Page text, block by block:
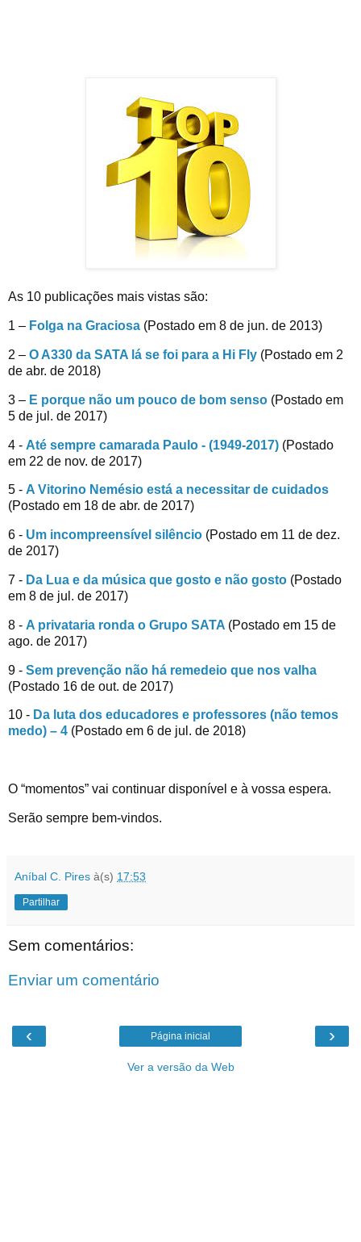
As 10 publicações mais vistas são:
1 – Folga na Graciosa (Postado em 8 de jun. de 2013)
2 – O A330 da SATA lá se foi para a Hi Fly (Postado em 2
de abr. de 2018)
3 – E porque não um pouco de bom senso (Postado em
5 de jul. de 2017)
4 - Até sempre camarada Paulo - (1949-2017) (Postado
em 22 de nov. de 2017)
5 - A Vitorino Nemésio está a necessitar de cuidados
(Postado em 18 de abr. de 2017)
6 - Um incompreensível silêncio (Postado em 11 de dez.
de 2017)
7 - Da Lua e da música que gosto e não gosto (Postado
em 8 de jul. de 2017)
8 - A privataria ronda o Grupo SATA (Postado em 15 de
ago. de 2017)
9 - Sem prevenção não há remedeio que nos valha
(Postado 16 de out. de 2017)
10 - Da luta dos educadores e professores (não temos
medo) – 4 (Postado em 6 de jul. de 2018)
O “momentos” vai continuar disponível e à vossa espera.
Serão sempre bem-vindos.
Aníbal C. Pires à(s) 17:53
Partilhar
Sem comentários:
Enviar um comentário
‹ ›
Página inicial
Ver a versão da Web